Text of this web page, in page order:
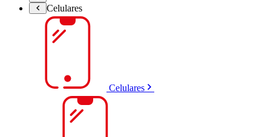
Celulares
Celulares